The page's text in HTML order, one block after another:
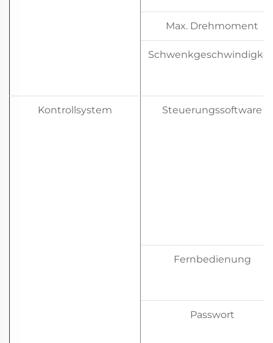
Max. Drehmoment
Kontrollsystem Steuerungssoftware
Fernbedienung
Passwort